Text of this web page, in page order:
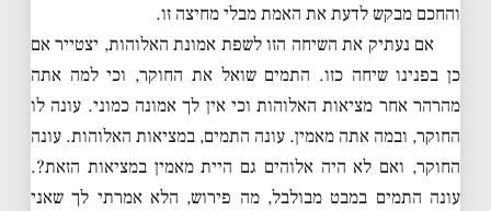
והחכם מבקש לדעת את האמת מבלי מחיצה זו.
אם נעתיק את השיחה הזו לשפת אמונת האלוהות, יצטייר אם
כן בפנינו שיחה כזו. התמים שואל את החוקר, וכי למה אתה
מהרהר אחר מציאות האלוהות וכי אין לך אמונה כמוני. עונה לו
החוקר, ובמה אתה מאמין. עונה התמים, במציאות האלוהות. עונה
החוקר, ואם לא היה אלוהים גם היית מאמין במציאות הזאת?.
עונה התמים במבט מבולבל, מה פירוש, הלא אמרתי לך שאני